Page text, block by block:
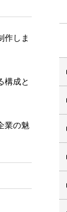
作しま
構成と
業の魅